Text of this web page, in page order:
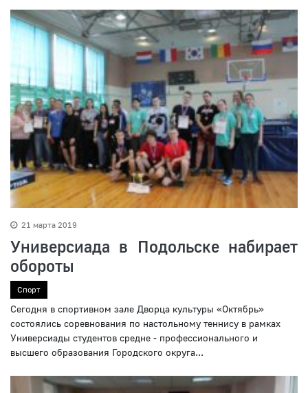
21 марта 2019
Универсиада в Подольске набирает
обороты
Спорт
Сегодня в спортивном зале Дворца культуры «Октябрь»
состоялись соревнования по настольному теннису в рамках
Универсиады студентов средне - профессионального и
высшего образования Городского округа...